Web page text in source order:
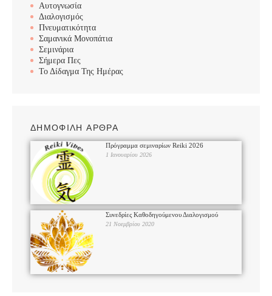
Αυτογνωσία
Διαλογισμός
Πνευματικότητα
Σαμανικά Μονοπάτια
Σεμινάρια
Σήμερα Πες
Το Δίδαγμα Της Ημέρας
ΔΗΜΟΦΙΛΗ ΑΡΘΡΑ
Πρόγραμμα σεμιναρίων Reiki 2026
1 Ιανουαρίου 2026
Συνεδρίες Καθοδηγούμενου Διαλογισμού
21 Νοεμβρίου 2020